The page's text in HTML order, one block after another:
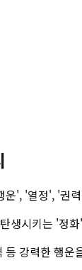
', '열정', '권
생시키는 '정
강력한 행운